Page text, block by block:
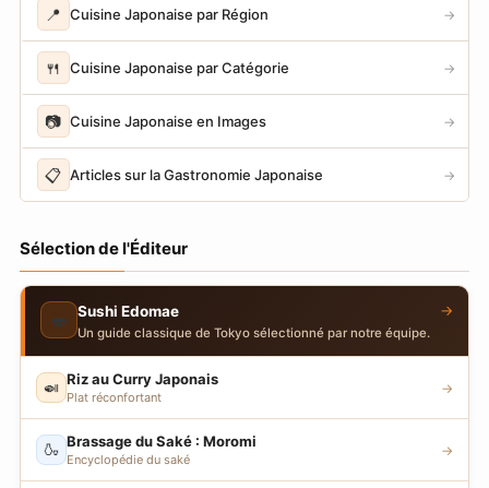
📍 Cuisine Japonaise par Région →
🍴 Cuisine Japonaise par Catégorie →
📷 Cuisine Japonaise en Images →
📋 Articles sur la Gastronomie Japonaise →
Sélection de l'Éditeur
🍣 Sushi Edomae
Un guide classique de Tokyo sélectionné par notre équipe.
→
🍛 Riz au Curry Japonais
Plat réconfortant
→
🍶 Brassage du Saké : Moromi
Encyclopédie du saké
→